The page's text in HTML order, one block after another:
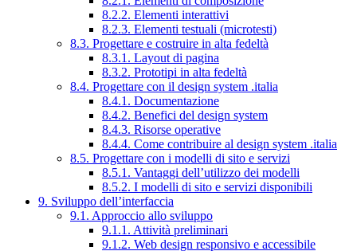
8.2.2. Elementi interattivi
8.2.3. Elementi testuali (microtesti)
8.3. Progettare e costruire in alta fedeltà
8.3.1. Layout di pagina
8.3.2. Prototipi in alta fedeltà
8.4. Progettare con il design system .italia
8.4.1. Documentazione
8.4.2. Benefici del design system
8.4.3. Risorse operative
8.4.4. Come contribuire al design system .italia
8.5. Progettare con i modelli di sito e servizi
8.5.1. Vantaggi dell’utilizzo dei modelli
8.5.2. I modelli di sito e servizi disponibili
9. Sviluppo dell’interfaccia
9.1. Approccio allo sviluppo
9.1.1. Attività preliminari
9.1.2. Web design responsivo e accessibile